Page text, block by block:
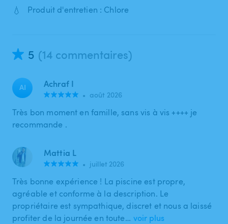
💧 Produit d'entretien : Chlore
5 (14 commentaires)
AI Achraf I
• août 2026
Très bon moment en famille, sans vis à vis ++++ je
recommande .
Mattia L
• juillet 2026
Très bonne expérience ! La piscine est propre,
agréable et conforme à la description. Le
propriétaire est sympathique, discret et nous a laissé
profiter de la journée en toute… voir plus